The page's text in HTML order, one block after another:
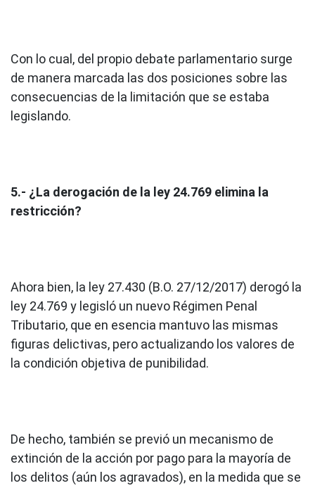
Con lo cual, del propio debate parlamentario surge
de manera marcada las dos posiciones sobre las
consecuencias de la limitación que se estaba
legislando.
5.- ¿La derogación de la ley 24.769 elimina la
restricción?
Ahora bien, la ley 27.430 (B.O. 27/12/2017) derogó la
ley 24.769 y legisló un nuevo Régimen Penal
Tributario, que en esencia mantuvo las mismas
figuras delictivas, pero actualizando los valores de
la condición objetiva de punibilidad.
De hecho, también se previó un mecanismo de
extinción de la acción por pago para la mayoría de
los delitos (aún los agravados), en la medida que se